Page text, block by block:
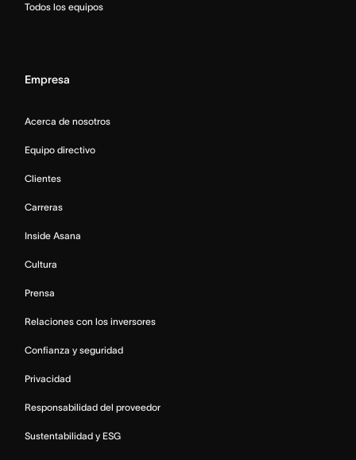
Todos los equipos
Empresa
Acerca de nosotros
Equipo directivo
Clientes
Carreras
Inside Asana
Cultura
Prensa
Relaciones con los inversores
Confianza y seguridad
Privacidad
Responsabilidad del proveedor
Sustentabilidad y ESG